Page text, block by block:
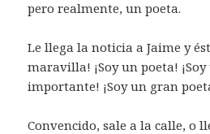
pero realmente, un poeta.
Le llega la noticia a Jaime y
maravilla! ¡Soy un poeta!
importante! ¡Soy un gran
Convencido, sale a la calle, o